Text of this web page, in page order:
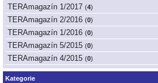
TERAmagazín 1/2017 (4)
TERAmagazín 2/2016 (0)
TERAmagazín 1/2016 (0)
TERAmagazín 5/2015 (0)
TERAmagazín 4/2015 (0)
Kategorie